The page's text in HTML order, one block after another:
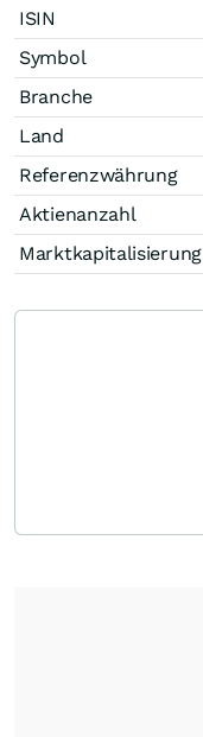
ISIN
Symbol
Branche
Land
Referenzwährung
Aktienanzahl
Marktkapitalisierung